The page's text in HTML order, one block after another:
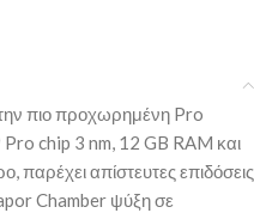
πιο προχωρημένη Pro
chip 3 nm, 12 GB RAM και
παρέχει απίστευτες επιδόσεις
Chamber ψύξη σε